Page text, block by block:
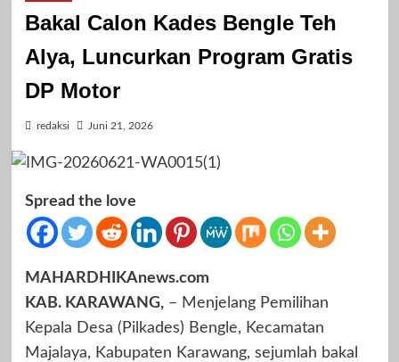
Bakal Calon Kades Bengle Teh
Alya, Luncurkan Program Gratis
DP Motor
redaksi Juni 21, 2026
Spread the love
MAHARDHIKAnews.com
KAB. KARAWANG,– Menjelang Pemilihan
Kepala Desa (Pilkades) Bengle, Kecamatan
Majalaya, Kabupaten Karawang, sejumlah bakal